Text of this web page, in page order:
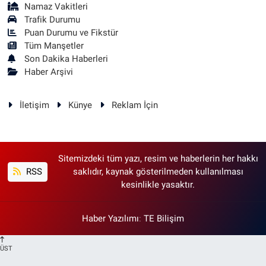
Namaz Vakitleri
Trafik Durumu
Puan Durumu ve Fikstür
Tüm Manşetler
Son Dakika Haberleri
Haber Arşivi
İletişim Künye Reklam İçin
RSS
Sitemizdeki tüm yazı, resim ve haberlerin her hakkı
saklıdır, kaynak gösterilmeden kullanılması
kesinlikle yasaktır.
Haber Yazılımı: TE Bilişim
ÜST